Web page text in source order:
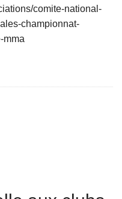
comite-national-
championnat-
mma